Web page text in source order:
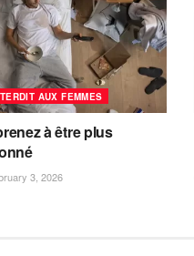
AUX FEMMES
à être plus
3, 2026